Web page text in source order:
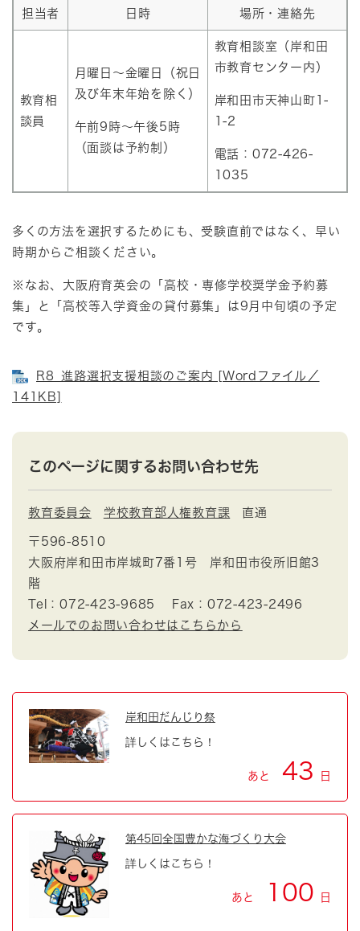
担当者 日時 場所・連絡先
教育相
談員
月曜日～金曜日（祝日
及び年末年始を除く）
午前9時～午後5時
（面談は予約制）
教育相談室（岸和田
市教育センター内）
岸和田市天神山町1-
1-2
電話：072-426-
1035
多くの方法を選択するためにも、受験直前ではなく、早い
時期からご相談ください。
※なお、大阪府育英会の「高校・専修学校奨学金予約募
集」と「高校等入学資金の貸付募集」は9月中旬頃の予定
です。
R8_進路選択支援相談のご案内 [Wordファイル／
141KB]
このページに関するお問い合わせ先
教育委員会 学校教育部人権教育課 直通
〒596-8510
大阪府岸和田市岸城町7番1号 岸和田市役所旧館3
階
Tel：072-423-9685
Fax：072-423-2496
メールでのお問い合わせはこちらから
岸和田だんじり祭
詳しくはこちら！
あと 43 日
第45回全国豊かな海づくり大会
詳しくはこちら！
あと 100 日